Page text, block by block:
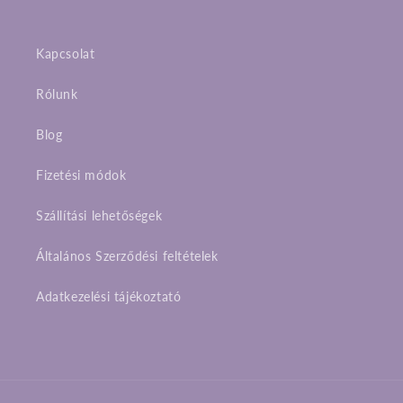
Kapcsolat
Rólunk
Blog
Fizetési módok
Szállítási lehetőségek
Általános Szerződési feltételek
Adatkezelési tájékoztató